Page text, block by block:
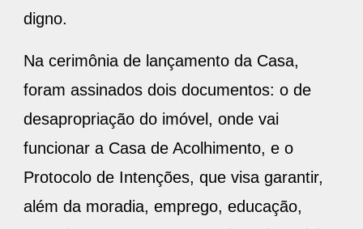
digno.
Na cerimônia de lançamento da Casa,
foram assinados dois documentos: o de
desapropriação do imóvel, onde vai
funcionar a Casa de Acolhimento, e o
Protocolo de Intenções, que visa garantir,
além da moradia, emprego, educação,